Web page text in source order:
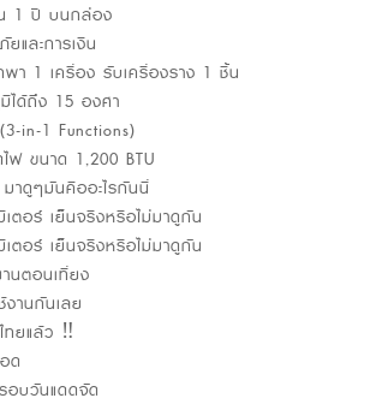
1 ปี บนกล่อง
และการเงิน
1 เครื่อง รับเครื่องราง 1 ชิ้น
ได้ถึง 15 องศา
in-1 Functions)
ฟ ขนาด 1,200 BTU
าดูๆมันคืออะไรกันนี่
อร์ เย็นจริงหรือไม่มาดูกัน
อร์ เย็นจริงหรือไม่มาดูกัน
นตอนเที่ยง
านกันเลย
ทยแล้ว ‼️
ด
อบวันแดดจัด